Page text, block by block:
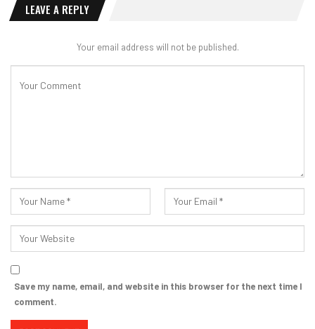
LEAVE A REPLY
Your email address will not be published.
Save my name, email, and website in this browser for the next time I
comment.